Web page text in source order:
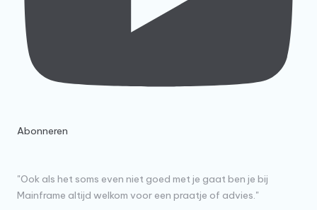
Abonneren
"Ook als het soms even niet goed met je gaat ben je bij
Mainframe altijd welkom voor een praatje of advies."